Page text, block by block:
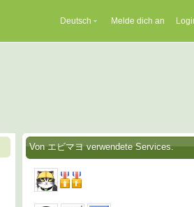
Deutsch Melde dich an
Von エビマヨ verwendete Services.